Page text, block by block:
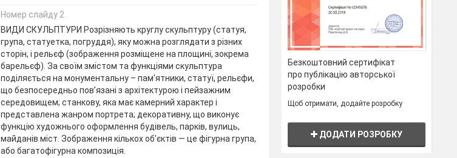
Номер слайду 2
ВИДИ СКУЛЬПТУРИ Розрізняють круглу скульптуру (статуя,
група, статуетка, погруддя), яку можна розглядати з різних
сторін, і рельєф (зображення розміщене на площині, зокрема
барельєф). За своїм змістом та функціями скульптура
поділяється на монументальну – пам'ятники, статуї, рельєфи,
що безпосередньо пов’язані з архітектурою і пейзажним
середовищем; станкову, яка має камерний характер і
представлена жанром портрета; декоративну, що виконує
функцію художнього оформлення будівель, парків, вулиць,
майданів міст. Зображення кількох об'єктів — це фігурна група,
або багатофігурна композиція.
Безкоштовний сертифікат
про публікацію авторської
розробки
Щоб отримати, додайте розробку
ДОДАТИ РОЗРОБКУ